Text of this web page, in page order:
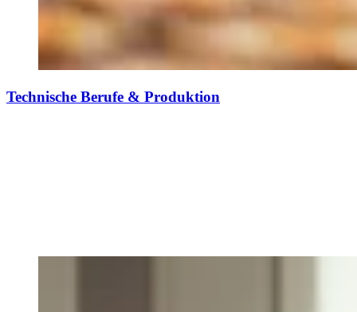
Technische Berufe & Produktion